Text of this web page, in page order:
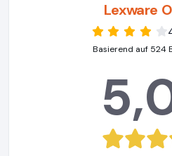
Lexware
Basierend auf 524